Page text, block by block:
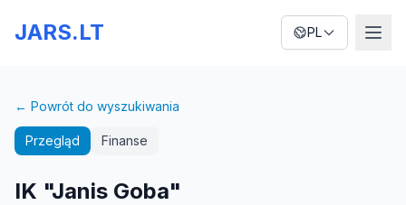
JARS.LT PL
← Powrót do wyszukiwania
Przegląd Finanse
IK "Janis Goba"